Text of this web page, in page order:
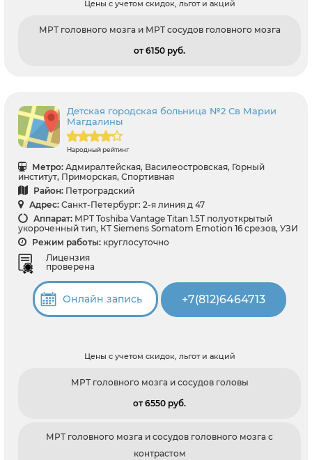
Цены с учетом скидок, льгот и акций
МРТ головного мозга и МРТ сосудов головного мозга
от 6150 pуб.
Детская городская больница №2 Св Марии
Магдалины
Народный рейтинг
Метро: Адмиралтейская, Василеостровская, Горный
институт, Приморская, Спортивная
Район: Петроградский
Адрес: Санкт-Петербург: 2-я линия д 47
Аппарат: МРТ Toshiba Vantage Titan 1.5T полуоткрытый
укороченный тип, КТ Siemens Somatom Emotion 16 срезов, УЗИ
Режим работы: круглосуточно
Лицензия
проверена
Онлайн запись +7(812)6464713
Цены с учетом скидок, льгот и акций
МРТ головного мозга и сосудов головы
от 6550 pуб.
МРТ головного мозга и сосудов головного мозга с
контрастом